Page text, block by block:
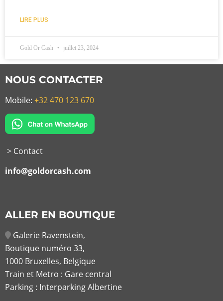
LIRE PLUS
Gold Or Cash juillet 23, 2024
NOUS CONTACTER
Mobile: +32 470 123 670
> Contact
info@goldorcash.com
ALLER EN BOUTIQUE
Galerie Ravenstein,
Boutique numéro 33,
1000 Bruxelles, Belgique
Train et Metro : Gare central
Parking : Interparking Albertine